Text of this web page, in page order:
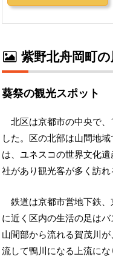
紫野北舟岡町
葵祭の観光スポット
北区は京都市の中央で
した。区の北部は山間地
は、ユネスコの世界文化
社があり観光客が多く訪れ
鉄道は京都市営地下鉄
に近く区内の生活の足は
山間部から流れる賀茂川
流して鴨川になる上流にな